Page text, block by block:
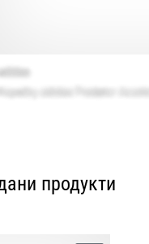
продукти